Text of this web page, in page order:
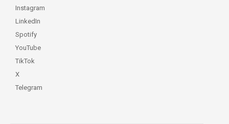
Instagram
LinkedIn
Spotify
YouTube
TikTok
X
Telegram